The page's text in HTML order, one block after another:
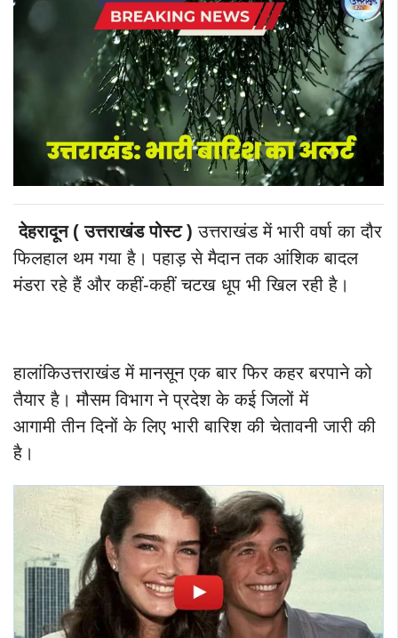
देहरादून ( उत्तराखंड पोस्ट )उत्तराखंड में भारी वर्षा का दौर
फिलहाल थम गया है। पहाड़ से मैदान तक आंशिक बादल
मंडरा रहे हैं और कहीं-कहीं चटख धूप भी खिल रही है।
हालांकिउत्तराखंड में मानसून एक बार फिर कहर बरपाने को
तैयार है। मौसम विभाग ने प्रदेश के कई जिलों में
आगामी तीन दिनों के लिए भारी बारिश की चेतावनी जारी की
है।